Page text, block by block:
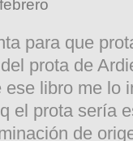
para que
prota de
libro me lo
el prota sería
de